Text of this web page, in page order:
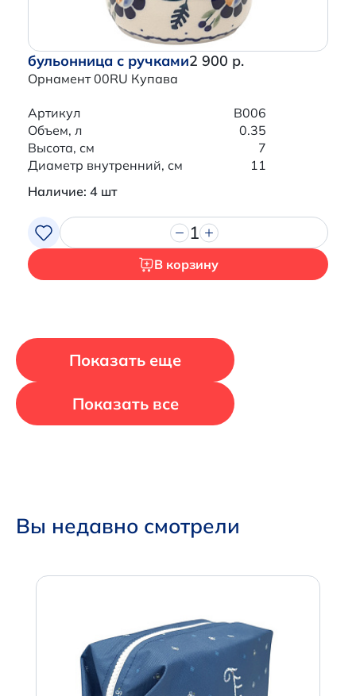
бульонница с ручками
Орнамент 00RU Купава
2 900 р.
Артикул
B006
Объем, л
0.35
Высота, см
7
Диаметр внутренний, см
11
Наличие: 4 шт
1
В корзину
Показать еще
Показать все
Вы недавно смотрели